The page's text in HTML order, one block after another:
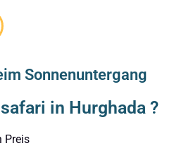
Sonnenuntergang
in Hurghada ?
Preis